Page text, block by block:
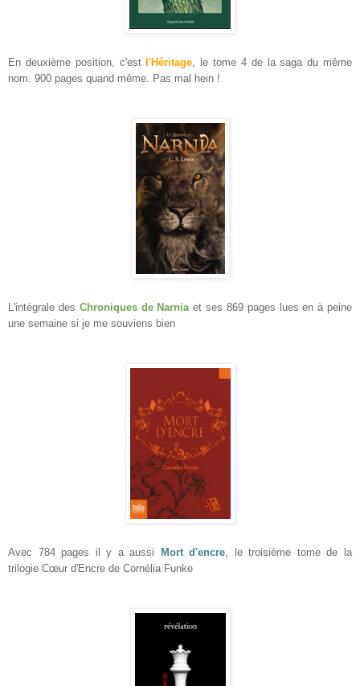
En deuxième position, c'est l'Héritage , le tome 4 de la saga du même
nom. 900 pages quand même. Pas mal hein !
L'intégrale des Chroniques de Narnia et ses 869 pages lues en à peine
une semaine si je me souviens bien
Avec 784 pages il y a aussi Mort d'encre , le troisième tome de la
trilogie Cœur d'Encre de Cornélia Funke